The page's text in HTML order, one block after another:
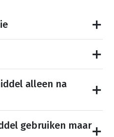
alleen na
gebruiken maar